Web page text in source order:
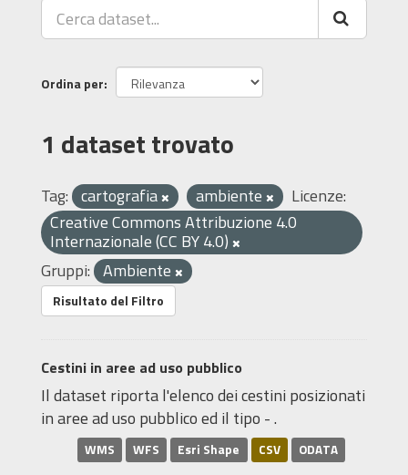
Ordina per
1 dataset trovato
Tag: cartografia ambiente
Licenze:
Creative Commons Attribuzione 4.0
Internazionale (CC BY 4.0)
Gruppi: Ambiente
Risultato del Filtro
Cestini in aree ad uso pubblico
Il dataset riporta l'elenco dei cestini posizionati
in aree ad uso pubblico ed il tipo - .
WMS WFS Esri Shape CSV ODATA